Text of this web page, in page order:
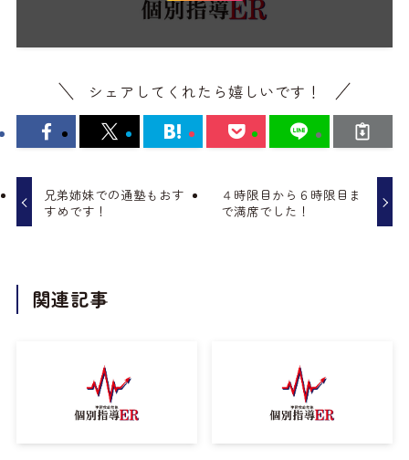
シェアしてくれたら嬉しいです！
兄弟姉妹での通塾もおす
すめです！
４時限目から６時限目ま
で満席でした！
関連記事